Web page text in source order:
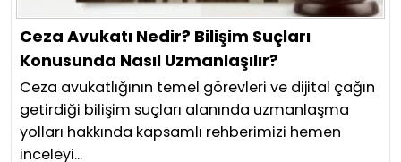
Ceza Avukatı Nedir? Bilişim Suçları
Konusunda Nasıl Uzmanlaşılır?
Ceza avukatlığının temel görevleri ve dijital çağın
getirdiği bilişim suçları alanında uzmanlaşma
yolları hakkında kapsamlı rehberimizi hemen
inceleyi...